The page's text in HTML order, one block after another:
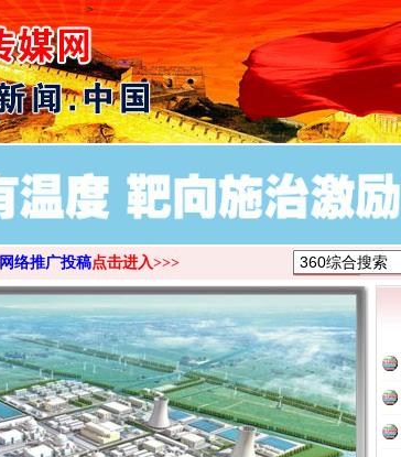
>
网络推广投稿点击进入>>>